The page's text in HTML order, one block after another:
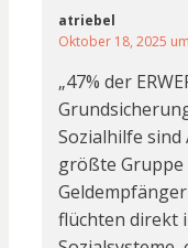
atriebel
Oktober 18, 2025
„47% der
Sozialhilfe sind
größte Gruppe
flüchten direkt